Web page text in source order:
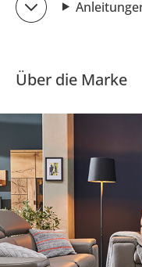
Über die Marke